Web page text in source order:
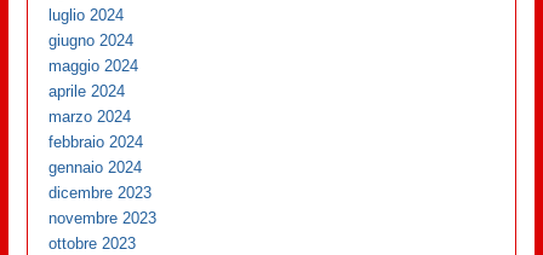
luglio 2024
giugno 2024
maggio 2024
aprile 2024
marzo 2024
febbraio 2024
gennaio 2024
dicembre 2023
novembre 2023
ottobre 2023